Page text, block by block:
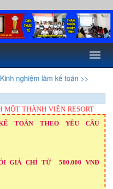
Toggle
nghiệm làm kế toán >>
MỘT THÀNH VIÊN RESORT
TOÁN THEO YÊU CẦU
GIÁ CHỈ TỪ 500.000 VNĐ